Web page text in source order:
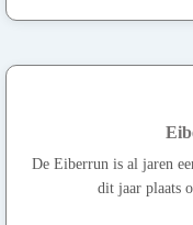
De Eiberrun is al jaren
dit jaar plaats